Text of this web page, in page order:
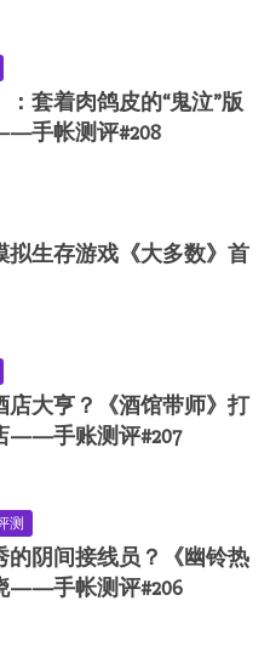
：套着肉鸽皮的“鬼泣”版
手帐测评#208
拟生存游戏《大多数》首
店大亨？《酒馆带师》打
——手账测评#207
测
的阴间接线员？《幽铃热
——手帐测评#206